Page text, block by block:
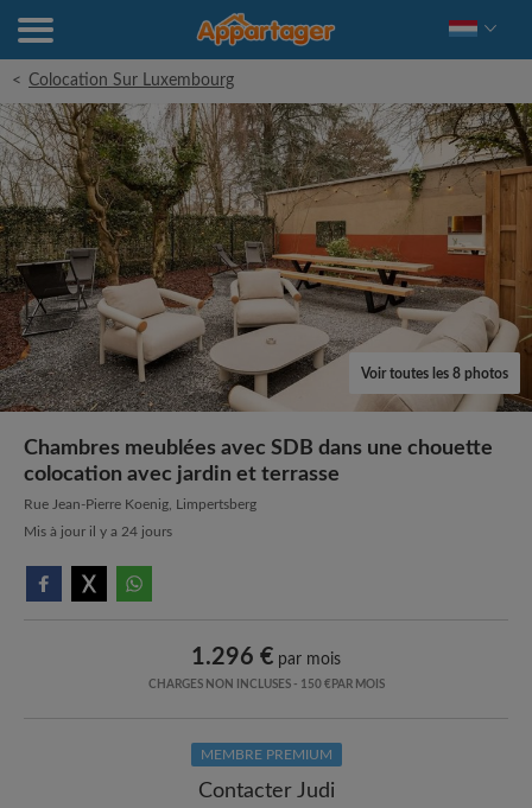
< Colocation Sur Luxembourg
Voir toutes les 8 photos
Chambres meublées avec SDB dans une chouette
colocation avec jardin et terrasse
Rue Jean-Pierre Koenig, Limpertsberg
Mis à jour il y a 24 jours
1.296 € par mois
CHARGES NON INCLUSES - 150 €PAR MOIS
MEMBRE PREMIUM
Contacter Judi